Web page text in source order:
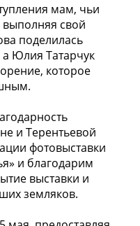
мам, чьи
свой
поделилась
а Юлия Татарчук
которое
и Терентьевой
фотовыставки
и благодарим
выставки и
земляков.